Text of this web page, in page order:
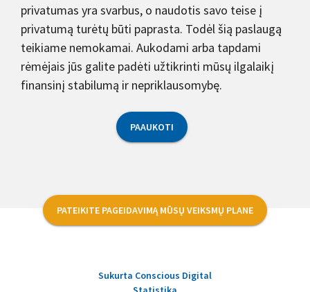
privatumas yra svarbus, o naudotis savo teise į
privatumą turėtų būti paprasta. Todėl šią paslaugą
teikiame nemokamai. Aukodami arba tapdami
rėmėjais jūs galite padėti užtikrinti mūsų ilgalaikį
finansinį stabilumą ir nepriklausomybę.
PAAUKOTI
PATEIKITE PAGEIDAVIMĄ MŪSŲ VEIKSMŲ PLANE
Sukurta Conscious Digital